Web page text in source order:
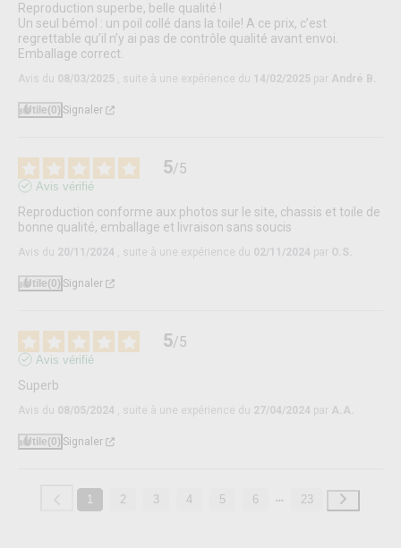
Reproduction superbe, belle qualité !
Un seul bémol : un poil collé dans la toile! A ce prix, c’est
regrettable qu’il n’y ai pas de contrôle qualité avant envoi.
Emballage correct.
Avis du 08/03/2025 , suite à une expérience du 14/02/2025 par André B.
Utile(0) Signaler
5/5
Avis vérifié
Reproduction conforme aux photos sur le site, chassis et toile de
bonne qualité, emballage et livraison sans soucis
Avis du 20/11/2024 , suite à une expérience du 02/11/2024 par O.S.
Utile(0) Signaler
5/5
Avis vérifié
Superb
Avis du 08/05/2024 , suite à une expérience du 27/04/2024 par A.A.
Utile(0) Signaler
1 2 3 4 5 6 23